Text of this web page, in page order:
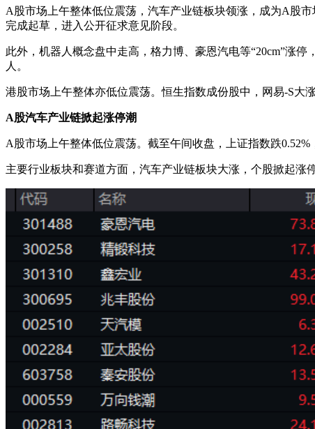
A股市场上午整体低位震荡，汽车产业链板块领涨，成为A股
完成起草，进入公开征求意见阶段。
此外，机器人概念盘中走高，格力博、豪恩汽电等“20cm”涨
人。
港股市场上午整体亦低位震荡。恒生指数成份股中，网易-S大
A股汽车产业链掀起涨停潮
A股市场上午整体低位震荡。截至午间收盘，上证指数跌0.52%
主要行业板块和赛道方面，汽车产业链板块大涨，个股掀起涨